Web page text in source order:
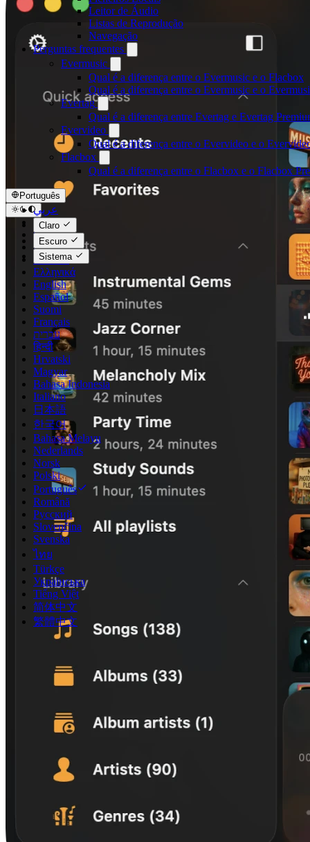
Leitor de Áudio
Listas de Reprodução
Navegação
Perguntas frequentes
Evermusic
Qual é a diferença entre o Evermusic e o Flacbox
Qual é a diferença entre o Evermusic e o
Evertag
Qual é a diferença entre Evertag e Evertag
Evervideo
Qual é a diferença entre o Evervideo e o
Flacbox
Qual é a diferença entre o Flacbox e o Flacbox
Português
عربي
Català
Čeština
Dansk
Deutsch
Ελληνικά
English
Español
Suomi
Français
עברית
हिन्दी
Hrvatski
Magyar
Bahasa Indonesia
Italiano
日本語
한국어
Bahasa Melayu
Nederlands
Norsk
Polski
Português
Română
Русский
Slovenčina
Svenska
ไทย
Türkçe
Українська
Tiếng Việt
简体中文
繁體中文
Claro
Escuro
Sistema